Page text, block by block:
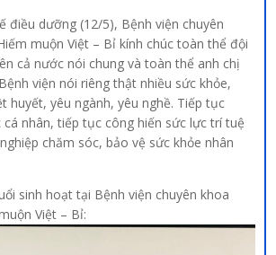
điều dưỡng (12/5), Bệnh viện chuyên
muộn Việt – Bỉ kính chúc toàn thể đội
cả nước nói chung và toàn thể anh chị
viện nói riêng thật nhiều sức khỏe,
huyết, yêu ngành, yêu nghề. Tiếp tục
nhân, tiếp tục công hiến sức lực trí tuệ
chăm sóc, bảo vệ sức khỏe nhân
sinh hoạt tại Bệnh viện chuyên khoa
Việt – Bỉ: